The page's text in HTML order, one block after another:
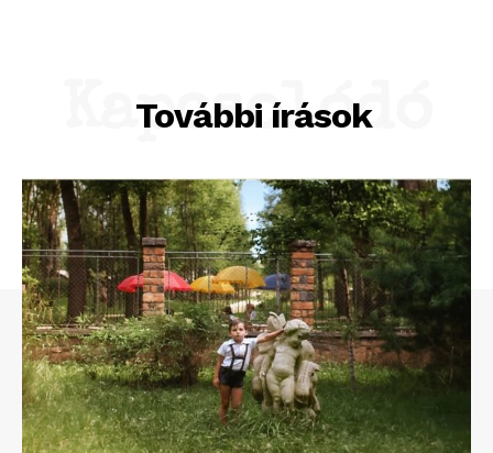
További írások
Kapcsolódó